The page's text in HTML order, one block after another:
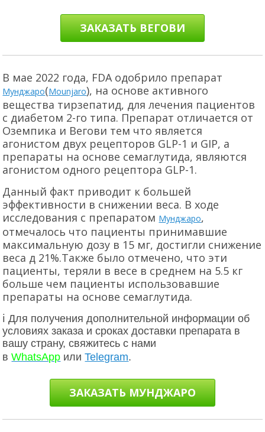
ЗАКАЗАТЬ ВЕГОВИ
В мае 2022 года, FDA одобрило препарат
Мунджаро(Mounjaro), на основе активного
вещества тирзепатид, для лечения пациентов
с диабетом 2-го типа. Препарат отличается от
Оземпика и Вегови тем что является
агонистом двух рецепторов GLP-1 и GIP, а
препараты на основе семаглутида, являются
агонистом одного рецептора GLP-1.
Данный факт приводит к большей
эффективности в снижении веса. В ходе
исследования с препаратом Мунджаро,
отмечалось что пациенты принимавшие
максимальную дозу в 15 мг, достигли снижение
веса д 21%.Также было отмечено, что эти
пациенты, теряли в весе в среднем на 5.5 кг
больше чем пациенты использовавшие
препараты на основе семаглутида.
ℹ Для получения дополнительной информации об
условиях заказа и сроках доставки препарата в
вашу страну, свяжитесь с нами
вWhatsApp илиTelegram.
ЗАКАЗАТЬ МУНДЖАРО